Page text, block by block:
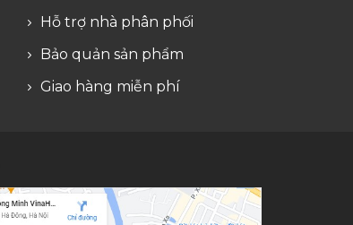
Hỗ trợ nhà phân phối
Bảo quản sản phẩm
Giao hàng miễn phí